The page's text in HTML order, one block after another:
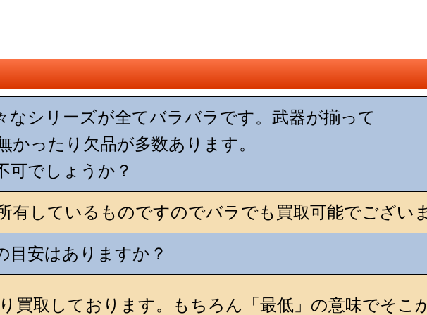
なシリーズが全てバラバラです。武器が揃って
かったり欠品が多数あります。
可でしょうか？
有しているものですのでバラでも買取可能でございま
目安はありますか？
買取しております。もちろん「最低」の意味でそこ